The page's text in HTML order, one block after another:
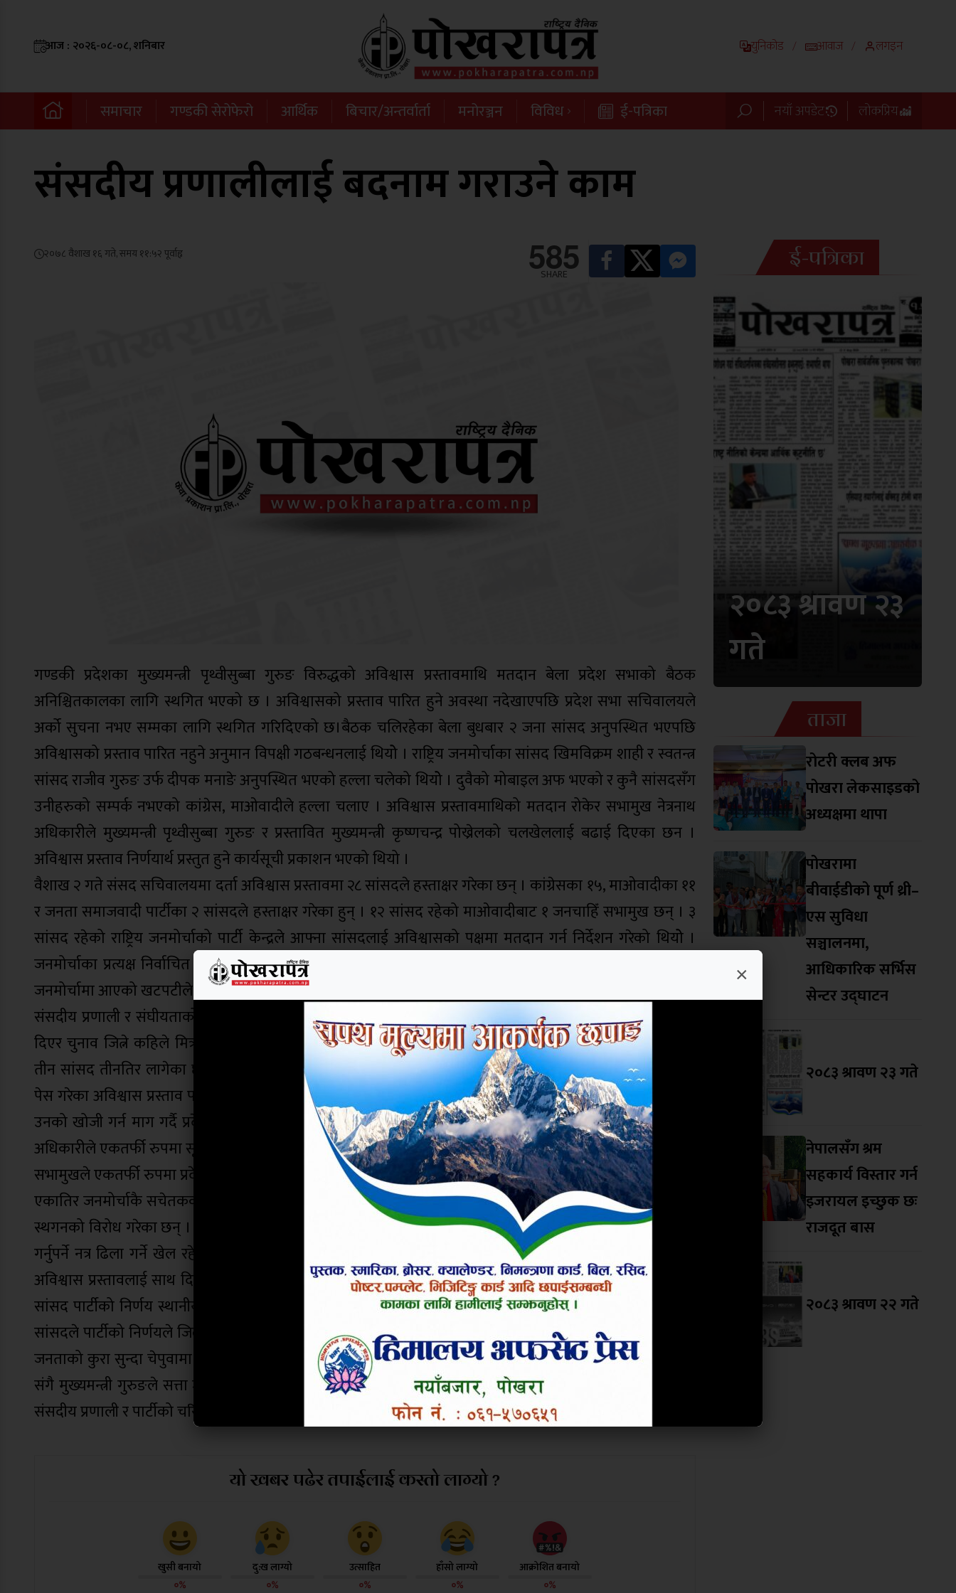
आज : २०२६-०८-०८, शनिबार युनिकोड / आवाज / लगइन
समाचार गण्डकी सेरोफेरो आर्थिक बिचार/अन्तर्वार्ता मनोरञ्जन विविध ई-पत्रिका नयाँ अपडेट लोकप्रिय
संसदीय प्रणालीलाई बदनाम गराउने काम
२०७८ वैशाख १६ गते, समय ११:५२ पूर्वाह्न 585
SHARE
गण्डकी प्रदेशका मुख्यमन्त्री पृथ्वीसुब्बा गुरुङ विरुद्धको अविश्वास प्रस्तावमाथि मतदान बेला प्रदेश सभाको बैठक
अनिश्चितकालका लागि स्थगित भएको छ । अविश्वासको प्रस्ताव पारित हुने अवस्था नदेखाएपछि प्रदेश सभा सचिवालयले
अर्को सुचना नभए सम्मका लागि स्थगित गरिदिएको छ।बैठक चलिरहेका बेला बुधबार २ जना सांसद अनुपस्थित भएपछि
अविश्वासको प्रस्ताव पारित नहुने अनुमान विपक्षी गठबन्धनलाई थियोे । राष्ट्रिय जनमोर्चाका सांसद खिमविक्रम शाही र स्वतन्त्र
सांसद राजीव गुरुङ उर्फ दीपक मनाङे अनुपस्थित भएको हल्ला चलेको थियोे । दुवैको मोबाइल अफ भएको र कुनै सांसदसँग
उनीहरुको सम्पर्क नभएको कांग्रेस, माओवादीले हल्ला चलाए । अविश्वास प्रस्तावमाथिको मतदान रोकेर सभामुख नेत्रनाथ
अधिकारीले मुख्यमन्त्री पृथ्वीसुब्बा गुरुङ र प्रस्तावित मुख्यमन्त्री कृष्णचन्द्र पोख्रेलको चलखेललाई बढाई दिएका छन ।
अविश्वास प्रस्ताव निर्णयार्थ प्रस्तुत हुने कार्यसूची प्रकाशन भएको थियो ।
वैशाख २ गते संसद सचिवालयमा दर्ता अविश्वास प्रस्तावमा २८ सांसदले हस्ताक्षर गरेका छन् । कांग्रेसका १५, माओवादीका ११
र जनता समाजवादी पार्टीका २ सांसदले हस्ताक्षर गरेका हुन् । १२ सांसद रहेको माओवादीबाट १ जनचाहिँ सभामुख छन् । ३
सांसद रहेको राष्ट्रिय जनमोर्चाको पार्टी केन्द्रले आफ्ना सांसदलाई अविश्वासको पक्षमा मतदान गर्न निर्देशन गरेको थियोे ।
जनमोर्चाका प्रत्यक्ष निर्वाचित सांसदलाई कार्यकर्ताले कांग्रेसलाई मत नहाल्न दबाब दिदै आएका छन।निर्णायक मानिएको
जनमोर्चामा आएको खटपटीले संसदीय प्रणालीको बद्नाम गराएको छ ।
संसदीय प्रणाली र संघीयताको विरोध गर्ने राष्ट्रिय जनमोर्चा आफै फोहोरी खेलमा फसेको छ।कहिले बामपंथी एकताको नारा
दिएर चुनाव जित्ने कहिले मित्रसक्तिलाई हटाउन दक्षिणपन्थीसंग मिल्ने चरित्रले विवादमा तानिएको छ। राष्ट्रिय जनमोर्चाका
तीन सांसद तीनतिर लागेका छन् । सांसद खिमविक्रम शाही विरामी भएको भन्दै अनुपस्थित भएपछि कांग्रेस र माओवादीले
पेस गरेका अविश्वास प्रस्ताव पारित नहुने निश्चित भएको थियो । शाही बेपत्ता भएको भन्दै जनमोर्चाकै सचेतक पियारी थापाले
उनको खोजी गर्न माग गर्दै प्रदेश सभा बैठकको कारवाही रोक्न निवेदन दिइन् । उनले निवेदन दिए लगत्तै सभामुख नेत्रराज
अधिकारीले एकतर्फी रुपमा सूचना टाँसेर प्रदेश सभा बैठक अनिश्चितकालका लागि स्थगित गरे ।
सभामुखले एकतर्फी रुपमा प्रदेश सभा स्थगन गरेको भन्दै जनमोर्चा संसदीय दलका नेता कृष्ण थापाले आपत्ति जनाएका छन् ।
एकातिर जनमोर्चाकै सचेतकका निवेदनलाई सिरानी हालेर सभामुखले संसद स्थगित गरेका छन् भने अर्कोतिर दलका नेताले
स्थगनको विरोध गरेका छन् । सभामुखले बैठक स्थगित गर्नु संसदीय व्यवस्थाको गन्धा खेल हो । आफ्नो स्वार्थपूर्ति भए छिटो
गर्नुपर्ने नत्र ढिला गर्ने खेल रहेछ । भनेर जनमोर्चाले तमासा देखाएको छ । जनमोर्चाको केन्द्रले मुख्यमन्त्री गुरुङविरुद्धको
अविश्वास प्रस्तावलाई साथ दिए पनि प्रदेश सभामा पियारी थापामात्र त्यस निर्णयको पक्षमा देखिएकी छन् । जनमोर्चाका दुई
सांसद पार्टीको निर्णय स्थानीय कार्यकर्ता र जनताको भावना विपरित रहेको भन्दै विपक्षमा छन् । बागलुङबाट जितेका दुवै
सांसदले पार्टीको निर्णयले जिल्लामा भोलिका दिनमा राजनीति गाह्रो हुने बताएका छन् । निर्णय लाद्ने नेता भन्दा मतदान गर्ने
जनताको कुरा सुन्दा चेपुवामा परेका छन।शाहीले कोभिड को सहारा लिन पुगेका छन । जनमोर्चाको द्वैध चरित्रले गर्दा सांसद
संगै मुख्यमन्त्री गुरुङले सत्ता जोगाउन गलत हरकत गरेको आरोप खेप्नुपरेको छ।एक सांसदको कारण सभामुख, मुख्यमन्त्री,
संसदीय प्रणाली र पार्टीको चरित्रलाई जनतामा बद्नाम गराएको छ ।
यो खबर पढेर तपाईलाई कस्तो लाग्यो ?
खुसी बनायो
०%
दु:ख लाग्यो
०%
उत्साहित
०%
हाँसो लाग्यो
०%
आक्रोशित बनायो
०%
ई-पत्रिका
२०८३ श्रावण २३
गते
ताजा
रोटरी क्लब अफ
पोखरा लेकसाइडको
अध्यक्षमा थापा
पोखरामा
बीवाईडीको पूर्ण थ्री–
एस सुविधा
सञ्चालनमा,
आधिकारिक सर्भिस
सेन्टर उद्घाटन
२०८३ श्रावण २३ गते
नेपालसँग श्रम
सहकार्य विस्तार गर्न
इजरायल इच्छुक छः
राजदूत बास
२०८३ श्रावण २२ गते
×